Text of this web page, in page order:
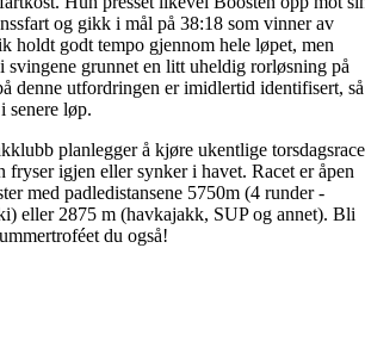
og gikk i mål på 38:18 som vinner av
holdt godt tempo gjennom hele løpet, men
grunnet en litt uheldig rorløsning på
denne utfordringen er imidlertid identifisert, så
løp.
planlegger å kjøre ukentlige torsdagsrace
fryser igjen eller synker i havet. Racet er åpen
med padledistansene 5750m (4 runder -
eller 2875 m (havkajakk, SUP og annet). Bli
du også!